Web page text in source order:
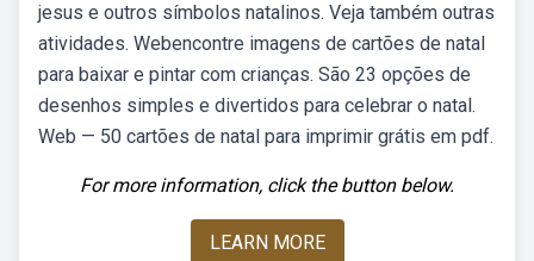
jesus e outros símbolos natalinos. Veja também outras
atividades. Webencontre imagens de cartões de natal
para baixar e pintar com crianças. São 23 opções de
desenhos simples e divertidos para celebrar o natal.
Web — 50 cartões de natal para imprimir grátis em pdf.
For more information, click the button below.
LEARN MORE